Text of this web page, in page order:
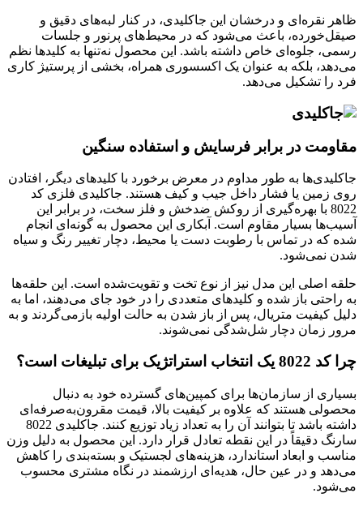
ظاهر نقره‌ای و درخشان این جاکلیدی، در کنار لبه‌های دقیق و
صیقل‌خورده، باعث می‌شود که در محیط‌های پرنور و جلسات
رسمی، جلوه‌ای خاص داشته باشد. این محصول نه‌تنها به کلیدها نظم
می‌دهد، بلکه به عنوان یک اکسسوری همراه، بخشی از پرستیژ کاری
فرد را تشکیل می‌دهد.
مقاومت در برابر فرسایش و استفاده سنگین
جاکلیدی‌ها به طور مداوم در معرض برخورد با کلیدهای دیگر، افتادن
روی زمین یا فشار داخل جیب و کیف هستند. جاکلیدی فلزی کد
8022 با بهره‌گیری از روکش ضدخش و فلز سخت، در برابر این
آسیب‌ها بسیار مقاوم است. آبکاری این محصول به گونه‌ای انجام
شده که در تماس با رطوبت دست یا محیط، دچار تغییر رنگ و سیاه
شدن نمی‌شود.
حلقه اصلی این مدل نیز از نوع تخت و تقویت‌شده است. این حلقه‌ها
به راحتی باز شده و کلیدهای متعددی را در خود جای می‌دهند، اما به
دلیل کیفیت متریال، پس از باز شدن به حالت اولیه بازمی‌گردند و به
مرور زمان دچار شل‌شدگی نمی‌شوند.
چرا کد 8022 یک انتخاب استراتژیک برای تبلیغات است؟
بسیاری از سازمان‌ها برای کمپین‌های گسترده خود به دنبال
محصولی هستند که علاوه بر کیفیت بالا، قیمت مقرون‌به‌صرفه‌ای
داشته باشد تا بتوانند آن را به تعداد زیاد توزیع کنند. جاکلیدی 8022
سارنگ دقیقاً در این نقطه تعادل قرار دارد. این محصول به دلیل وزن
مناسب و ابعاد استاندارد، هزینه‌های لجستیک و بسته‌بندی را کاهش
می‌دهد و در عین حال، هدیه‌ای ارزشمند در نگاه مشتری محسوب
می‌شود.